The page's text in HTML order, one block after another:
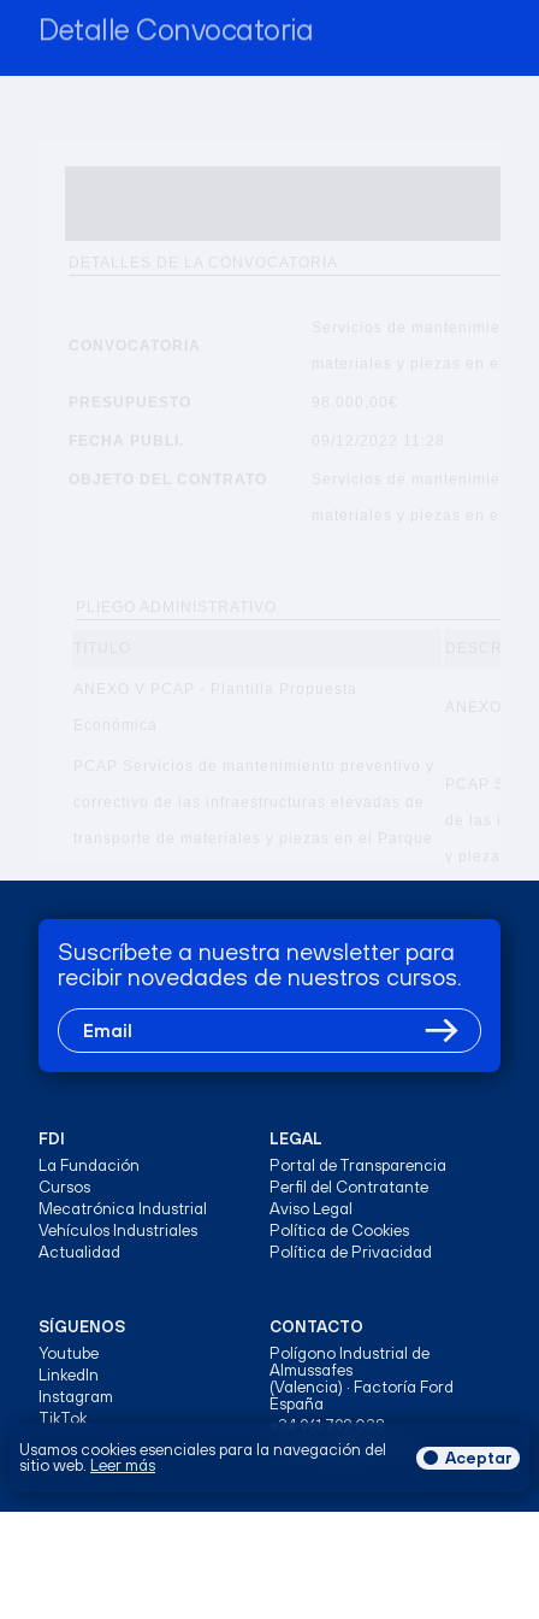
Usamos cookies esenciales para la navegación del
sitio web. Leer más Aceptar
Detalle Convocatoria
Suscríbete a nuestra newsletter para
recibir novedades de nuestros cursos.
FDI
La Fundación
Cursos
Mecatrónica Industrial
Vehículos Industriales
Actualidad
LEGAL
Portal de Transparencia
Perfil del Contratante
Aviso Legal
Política de Cookies
Política de Privacidad
SÍGUENOS
Youtube
LinkedIn
Instagram
TikTok
CONTACTO
Polígono Industrial de
Almussafes
(Valencia) · Factoría Ford
España
+34 961 792 038
formacio@ford.com